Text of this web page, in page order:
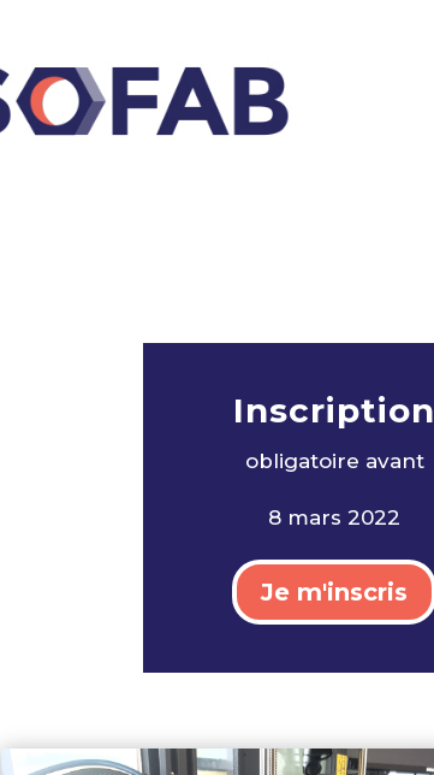
Inscription
obligatoire avant
8 mars 2022
Je m'inscris